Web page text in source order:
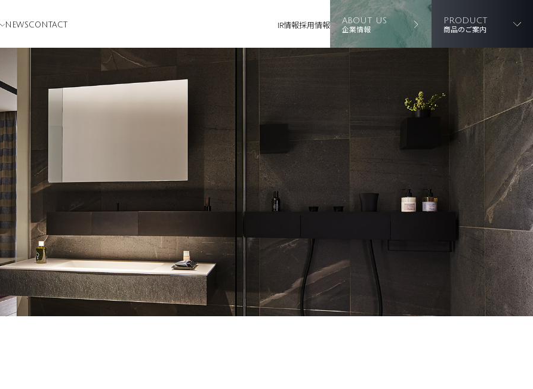
NEWSCONTACT IR情報採用情報 ABOUT US
企業情報
PRODUCT
商品のご案内